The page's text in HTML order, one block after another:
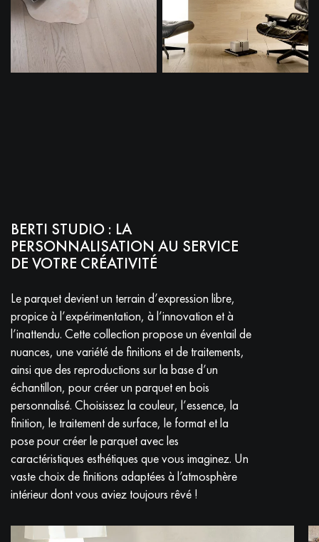
BERTI STUDIO : LA
PERSONNALISATION AU SERVICE
DE VOTRE CRÉATIVITÉ
Le parquet devient un terrain d’expression libre,
propice à l’expérimentation, à l’innovation et à
l’inattendu. Cette collection propose un éventail de
nuances, une variété de finitions et de traitements,
ainsi que des reproductions sur la base d’un
échantillon, pour créer un parquet en bois
personnalisé. Choisissez la couleur, l’essence, la
finition, le traitement de surface, le format et la
pose pour créer le parquet avec les
caractéristiques esthétiques que vous imaginez. Un
vaste choix de finitions adaptées à l’atmosphère
intérieur dont vous aviez toujours rêvé !